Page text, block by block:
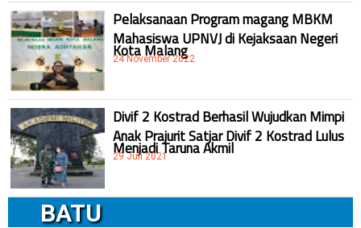
Pelaksanaan Program magang MBKM
Mahasiswa UPNVJ di Kejaksaan Negeri
Kota Malang
24 November 2022
Divif 2 Kostrad Berhasil Wujudkan Mimpi
Anak Prajurit Satjar Divif 2 Kostrad Lulus
Menjadi Taruna Akmil
29 Juli 2021
BATU